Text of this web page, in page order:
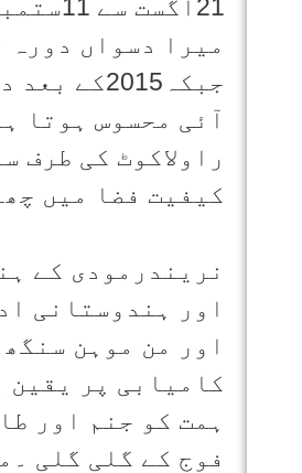
میرا دسواں
آئی محسوس ہوتا
راولاکوٹ کی طرف
کیفیت فضا میں
نریندرمودی کے
اور ہندوستانی
اور من موہن
کامیابی پر یقین
ہمت کو جنم اور
فوج کے گلی گلی